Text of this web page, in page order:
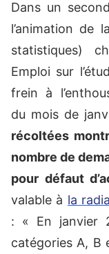
Dans un
l’animation de
statistiques)
Emploi sur
frein à
du mois de
récoltées
nombre de
pour défaut
valable à la
: « En janvier
catégories A, B